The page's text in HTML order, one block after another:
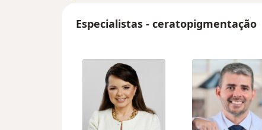
Especialistas - ceratopigmentação